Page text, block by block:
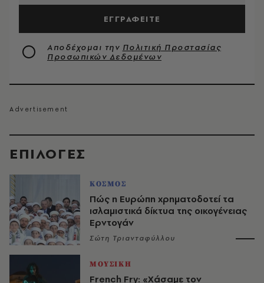
EΠΙΛΟΓΈΣ
ΚΟΣΜΟΣ
Πώς η Ευρώπη χρηματοδοτεί τα
ισλαμιστικά δίκτυα της οικογένειας
Ερντογάν
Σώτη Τριανταφύλλου
ΜΟΥΣΙΚΗ
French Fry: «Χάσαμε τον
ΕΓΓΡΑΦΕΙΤΕ
Αποδέχομαι την Πολιτική Προστασίας
Προσωπικών Δεδομένων